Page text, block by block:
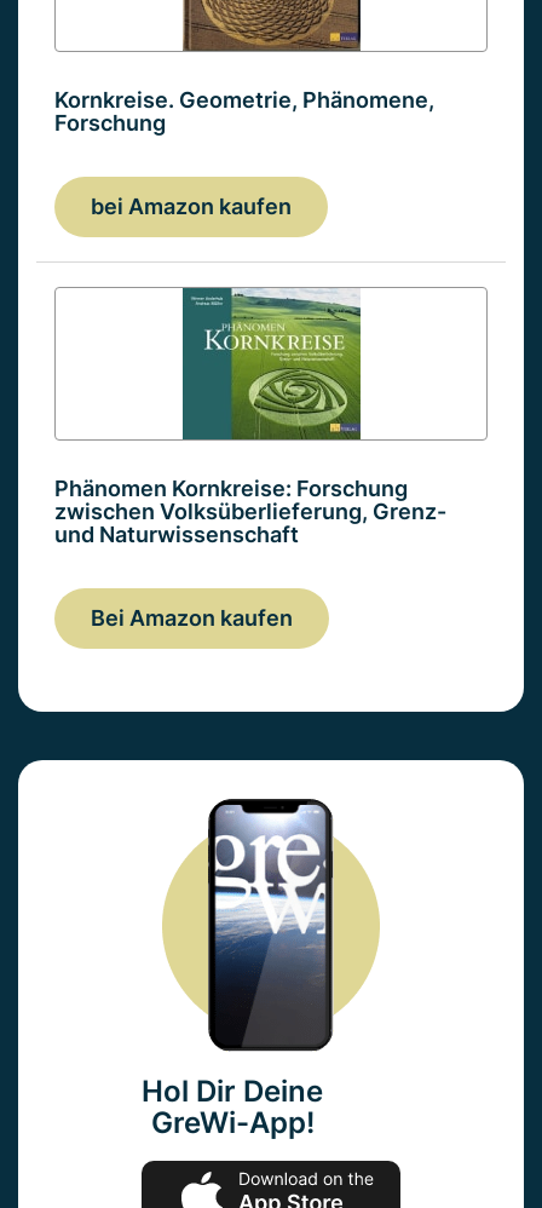
Kornkreise. Geometrie, Phänomene,
Forschung
bei Amazon kaufen
Phänomen Kornkreise: Forschung
zwischen Volksüberlieferung, Grenz-
und Naturwissenschaft
Bei Amazon kaufen
Hol Dir Deine
GreWi-App!